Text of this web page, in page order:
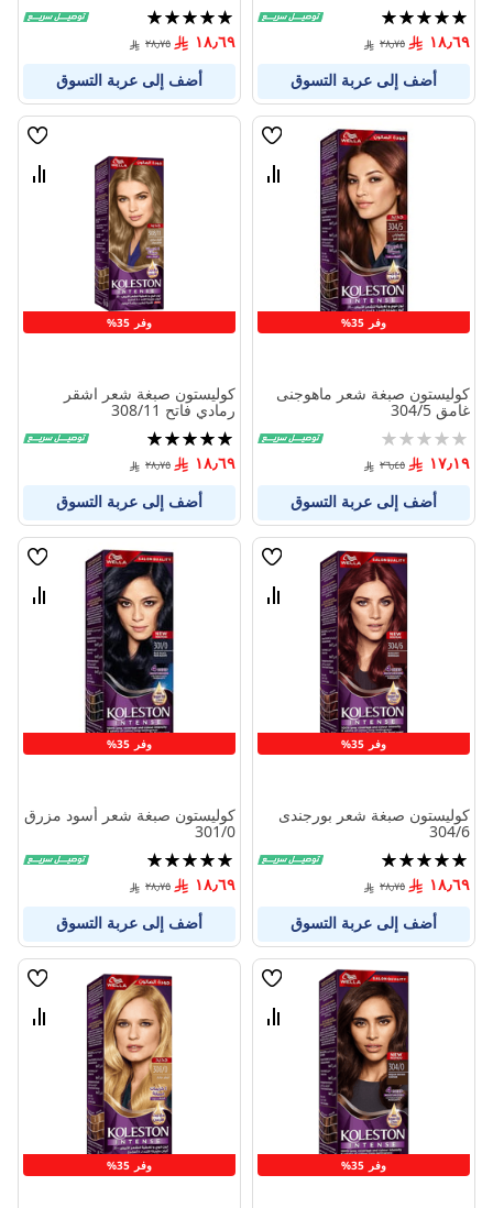
تقييم:
100%
١٨٫٦٩ ٢٨٫٧٥
أضف إلى عربة التسوق
تقييم:
98%
١٨٫٦٩ ٢٨٫٧٥
أضف إلى عربة التسوق
وفر 35%
قائمة
قارن
كوليستون صبغة شعر ماهوجنى
غامق 304/5
Rating:
0%
١٧٫١٩ ٢٦٫٤٥
أضف إلى عربة التسوق
وفر 35%
قائمة
قارن
كوليستون صبغة شعر اشقر
رمادي فاتح 308/11
تقييم:
100%
١٨٫٦٩ ٢٨٫٧٥
أضف إلى عربة التسوق
وفر 35%
قائمة
قارن
كوليستون صبغة شعر بورجندى
304/6
تقييم:
100%
١٨٫٦٩ ٢٨٫٧٥
أضف إلى عربة التسوق
وفر 35%
قائمة
قارن
كوليستون صبغة شعر أسود مزرق
301/0
تقييم:
100%
١٨٫٦٩ ٢٨٫٧٥
أضف إلى عربة التسوق
وفر 35%
قائمة
قارن
وفر 35%
قائمة
قارن